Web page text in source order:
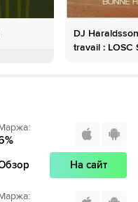
уходит с поля и
Оливье Жиру из
очень мимо ворот.
DJ
travail : LOSC
:
%
На сайт
: